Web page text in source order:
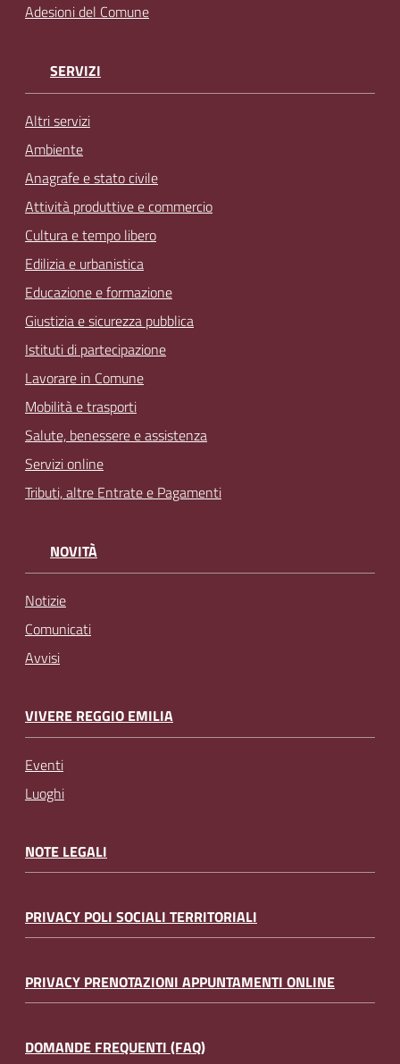
Adesioni del Comune
SERVIZI
Altri servizi
Ambiente
Anagrafe e stato civile
Attività produttive e commercio
Cultura e tempo libero
Edilizia e urbanistica
Educazione e formazione
Giustizia e sicurezza pubblica
Istituti di partecipazione
Lavorare in Comune
Mobilità e trasporti
Salute, benessere e assistenza
Servizi online
Tributi, altre Entrate e Pagamenti
NOVITÀ
Notizie
Comunicati
Avvisi
VIVERE REGGIO EMILIA
Eventi
Luoghi
NOTE LEGALI
PRIVACY POLI SOCIALI TERRITORIALI
PRIVACY PRENOTAZIONI APPUNTAMENTI ONLINE
DOMANDE FREQUENTI (FAQ)